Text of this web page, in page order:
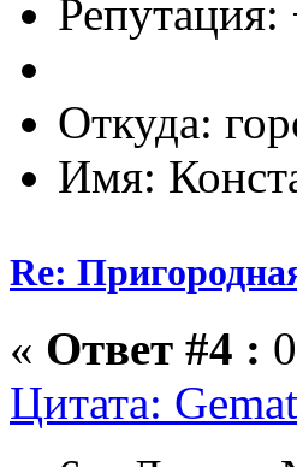
Откуда:
Имя:
Re:
« Ответ #4 :
Цитата: